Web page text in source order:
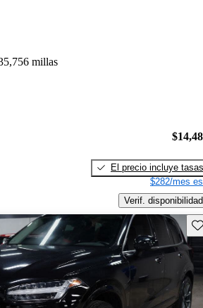
millas
El precio incluye tasas
$282/mes
Verif. disponibilidad